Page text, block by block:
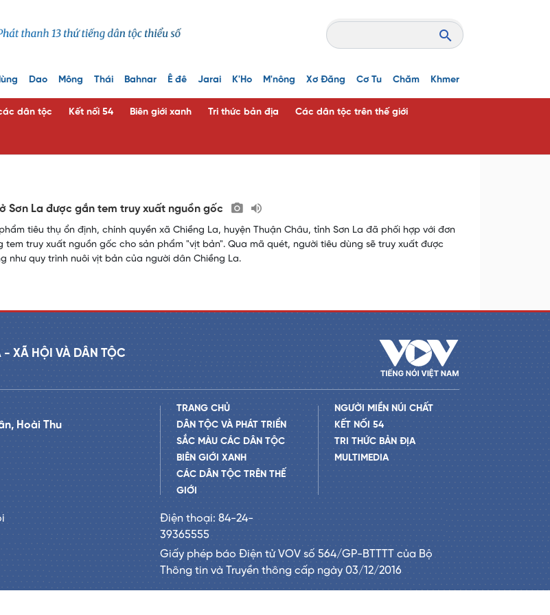
Dao Mông Thái Bahnar Ê đê Jarai K'Ho M'nông Xơ Đăng Cơ Tu Chăm Khmer
dân tộc Kết nối 54 Biên giới xanh Tri thức bản địa Các dân tộc trên thế giới
Sơn La được gắn tem truy xuất nguồn gốc
tiêu thụ ổn định, chính quyền xã Chiềng La, huyện Thuận Châu, tỉnh Sơn La đã phối hợp với đơn
tem truy xuất nguồn gốc cho sản phẩm "vịt bản". Qua mã quét, người tiêu dùng sẽ truy xuất được
như quy trình nuôi vịt bản của người dân Chiềng La.
XÃ HỘI VÀ DÂN TỘC
Hoài Thu
TRANG CHỦ
DÂN TỘC VÀ PHÁT TRIỂN
SẮC MÀU CÁC DÂN TỘC
BIÊN GIỚI XANH
CÁC DÂN TỘC TRÊN THẾ
GIỚI
NGƯỜI MIỀN NÚI CHẤT
KẾT NỐI 54
TRI THỨC BẢN ĐỊA
MULTIMEDIA
Điện thoại: 84-24-
39365555
Giấy phép báo Điện tử VOV số 564/GP-BTTTT của Bộ
Thông tin và Truyền thông cấp ngày 03/12/2016